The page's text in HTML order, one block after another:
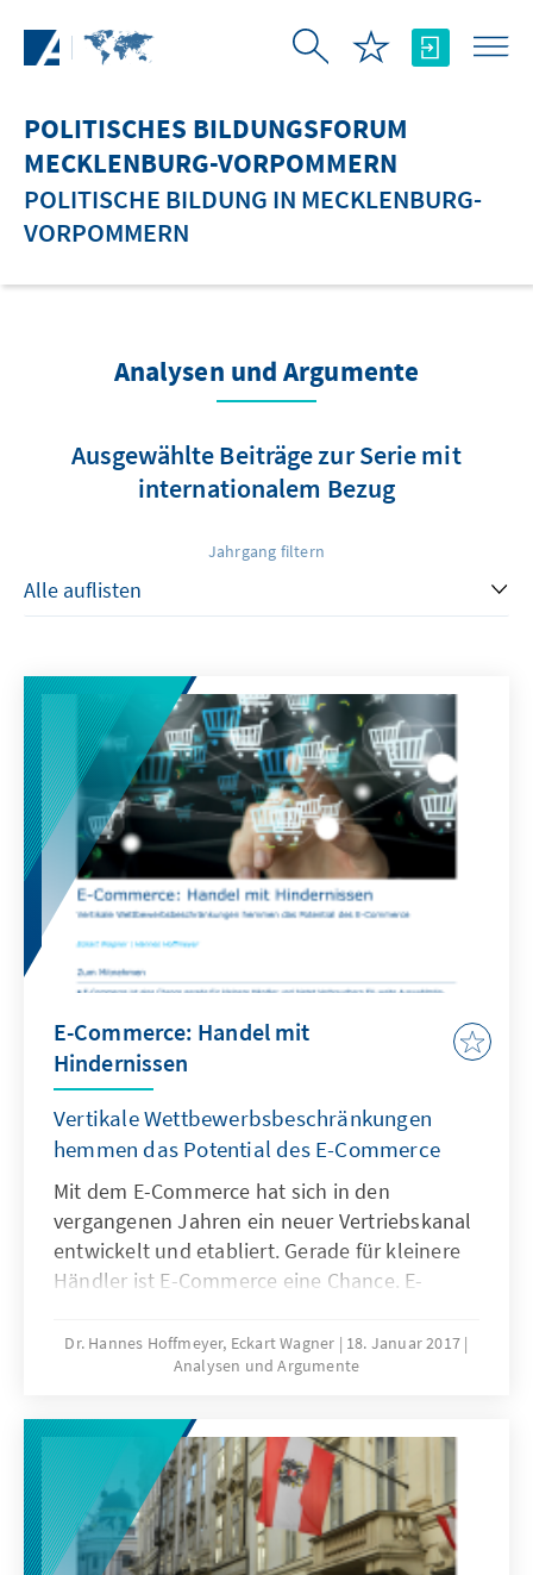
POLITISCHES BILDUNGSFORUM
MECKLENBURG-VORPOMMERN
POLITISCHE BILDUNG IN MECKLENBURG-
VORPOMMERN
Analysen und Argumente
Ausgewählte Beiträge zur Serie mit
internationalem Bezug
Jahrgang filtern
E-Commerce: Handel mit
Hindernissen
Vertikale Wettbewerbsbeschränkungen
hemmen das Potential des E-Commerce
Mit dem E-Commerce hat sich in den
vergangenen Jahren ein neuer Vertriebskanal
entwickelt und etabliert. Gerade für kleinere
Händler ist E-Commerce eine Chance. E-
zu einer effizienteren Distribution, die
tendenziell preissenkend wirke und die
Kunden verstärke. Vertikale Preisbindungen,
Doppelpreissysteme und Nutzungsverbote für
Online-Instrumente behindern den E-
Commerce.
Dr. Hannes Hoffmeyer, Eckart Wagner
18. Januar 2017
Analysen und Argumente